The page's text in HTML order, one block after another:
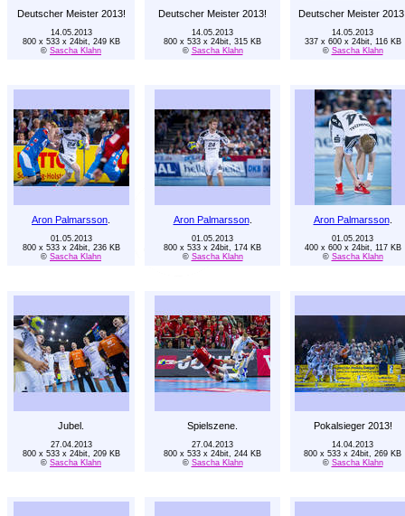
Deutscher Meister 2013! Deutscher Meister 2013! Deutscher Meister
14.05.2013
800 x 533 x 24bit, 249 KB
© Sascha Klahn
14.05.2013
800 x 533 x 24bit, 315 KB
© Sascha Klahn
14.05.2013
337 x 600 x 24bit, 116 KB
© Sascha Klahn
Aron Palmarsson Aron Palmarsson. Aron Palmarsson.
01.05.2013
800 x 533 x 24bit, 236 KB
© Sascha Klahn
01.05.2013
800 x 533 x 24bit, 174 KB
© Sascha Klahn
01.05.2013
400 x 600 x 24bit, 117 KB
© Sascha Klahn
Jubel. Spielszene. Pokalsieger 2013!
27.04.2013
800 x 533 x 24bit, 209 KB
© Sascha Klahn
27.04.2013
800 x 533 x 24bit, 244 KB
© Sascha Klahn
14.04.2013
800 x 533 x 24bit, 269 KB
© Sascha Klahn